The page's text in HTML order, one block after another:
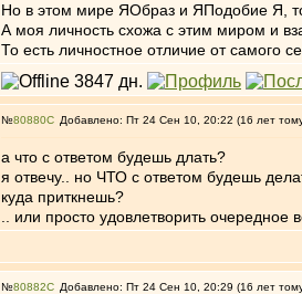
Но в этом мире ЯОбраз и ЯПодобие Я,
А моя личность схожа с этим миром и
То есть личностное отличие от самого
№80880 Добавлено: Пт 24 Сен 10, 20:22 (16 лет
а что с ответом будешь длать?
я отвечу.. но ЧТО с ответом будешь
куда приткнешь?
.. или просто удовлетворить очередное
№80882 Добавлено: Пт 24 Сен 10, 20:29 (16 лет